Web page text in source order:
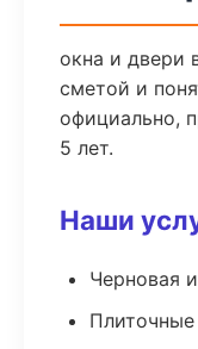
окна и двери
сметой и
официально,
5 лет.
Наши
Черновая